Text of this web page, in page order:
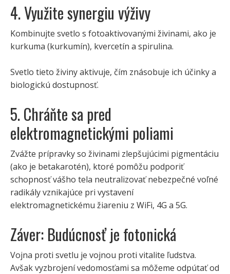
4. Využite synergiu výživy
Kombinujte svetlo s fotoaktivovanými živinami, ako je
kurkuma (kurkumín), kvercetín a spirulina.
Svetlo tieto živiny aktivuje, čím znásobuje ich účinky a
biologickú dostupnosť.
5. Chráňte sa pred
elektromagnetickými poliami
Zvážte prípravky so živinami zlepšujúcimi pigmentáciu
(ako je betakarotén), ktoré pomôžu podporiť
schopnosť vášho tela neutralizovať nebezpečné voľné
radikály vznikajúce pri vystavení
elektromagnetickému žiareniu z WiFi, 4G a 5G.
Záver: Budúcnosť je fotonická
Vojna proti svetlu je vojnou proti vitalite ľudstva.
Avšak vyzbrojení vedomosťami sa môžeme odpútať od